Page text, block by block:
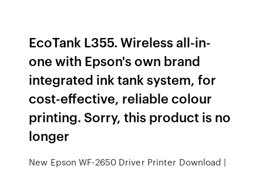
EcoTank L355. Wireless all-in-
one with Epson's own brand
integrated ink tank system, for
cost-effective, reliable colour
printing. Sorry, this product is no
longer
New Epson WF-2650 Driver Printer Download |